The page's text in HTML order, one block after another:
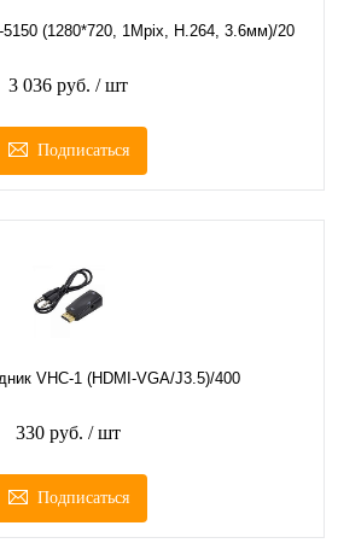
5150 (1280*720, 1Mpix, H.264, 3.6мм)/20
3 036 руб. / шт
Подписаться
VHC-1 (HDMI-VGA/J3.5)/400
330 руб. / шт
Подписаться